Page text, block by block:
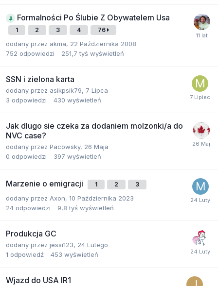
Formalności Po Ślubie Z Obywatelem Usa
1 2 3 4 76
dodany przez akma, 22 Października 2008
752 odpowiedzi 251,7 tyś wyświetleń
SSN i zielona karta
dodany przez asikpsik79, 7 Lipca
3 odpowiedzi 430 wyświetleń
Jak dlugo sie czeka za dodaniem molzonki/a do
NVC case?
dodany przez Pacowsky, 26 Maja
0 odpowiedzi 397 wyświetleń
Marzenie o emigracji 1 2 3
dodany przez Axon, 10 Października 2023
24 odpowiedzi 9,8 tyś wyświetleń
Produkcja GC
dodany przez jessi123, 24 Lutego
1 odpowiedź 453 wyświetleń
Wjazd do USA IR1